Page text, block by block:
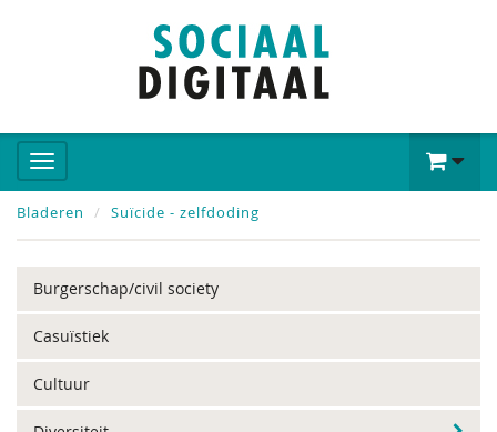
Bladeren Suïcide - zelfdoding
Burgerschap/civil society
Casuïstiek
Cultuur